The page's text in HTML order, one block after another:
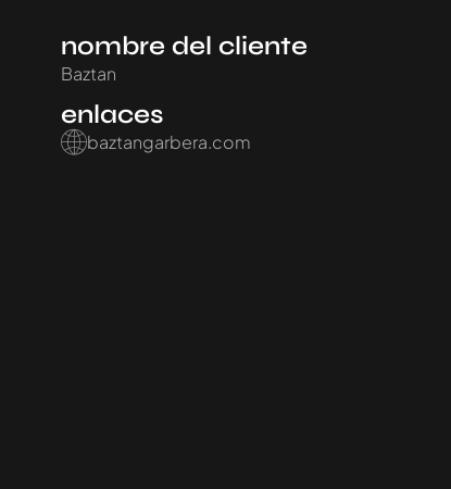
nombre del cliente
Baztan
enlaces
baztangarbera.com